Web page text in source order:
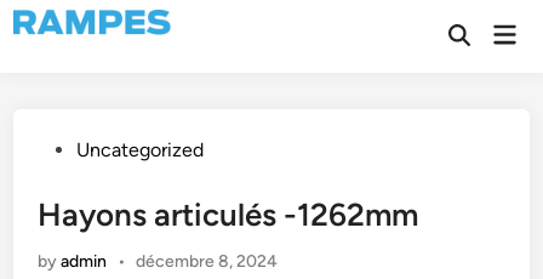
Skip
to
Open
PostedUncategorized
Hayons articulés -1262mm
byadmin • décembre 8, 2024